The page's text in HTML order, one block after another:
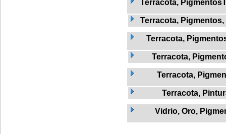
Terracota,
Terracota,
Terracota,
Terracota,
Terracota,
Terracota,
Vidrio, Oro,